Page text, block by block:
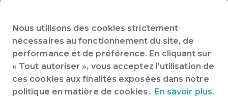
+33 (0)3 85 37 11 83
Téléphone
info@camping-macon.com
E-mail
Le Port d'Arciat
Nous utilisons des cookies strictement
nécessaires au fonctionnement du site, de
performance et de préférence. En cliquant sur
« Tout autoriser », vous acceptez l’utilisation de
ces cookies aux finalités exposées dans notre
politique en matière de cookies. En savoir plus.